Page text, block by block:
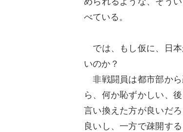
べている。
では、もし仮に、日本
いのか？
非戦闘員は都市部から
ら、何か恥ずかしい、
言い換えた方が良いだ
良いし、一方で疎開す